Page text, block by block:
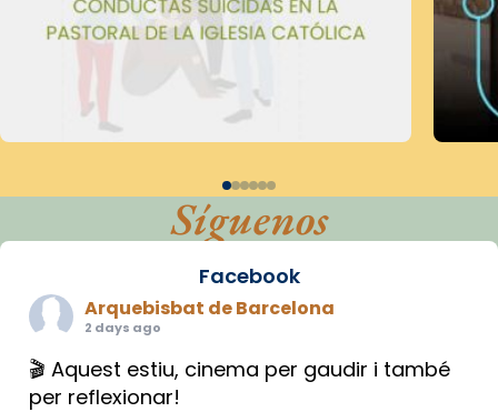
Síguenos
Facebook
Arquebisbat de Barcelona
2 days ago
🎬 Aquest estiu, cinema per gaudir i també
per reflexionar!